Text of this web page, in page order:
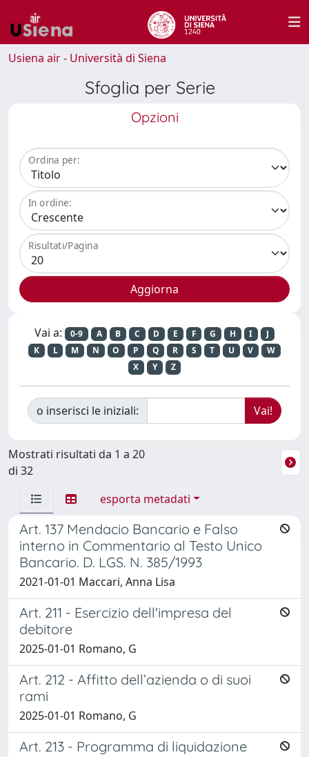
Usiena air - Università di Siena
Sfoglia per Serie
Opzioni
Ordina per:
In ordine:
Risultati/Pagina
Vai a: 0-9 A B C D E F G H I
J
K
L M N O P Q R S T U V
W
X
Y Z
o inserisci le iniziali:
Mostrati risultati da 1 a 20
di 32
esporta metadati
Art. 137 Mendacio Bancario e Falso
interno in Commentario al Testo Unico
Bancario. D. LGS. N. 385/1993
2021-01-01 Maccari, Anna Lisa
Art. 211 - Esercizio dell'impresa del
debitore
2025-01-01 Romano, G
Art. 212 - Affitto dell’azienda o di suoi
rami
2025-01-01 Romano, G
Art. 213 - Programma di liquidazione